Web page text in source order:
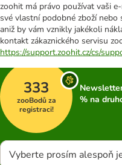
zoohit má právo používat vaši
své vlastní podobné zboží
aniž by vám vznikly jakékoli
kontakt zákaznického servisu
https://support.zoohit.cz/cs/
333
zooBodů za
registraci!
% na
Vyberte prosím alespoň